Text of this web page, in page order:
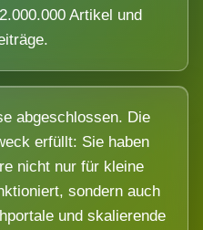
Artikel und
abgeschlossen. Die
erfüllt: Sie haben
nicht nur für kleine
sondern auch
und skalierende